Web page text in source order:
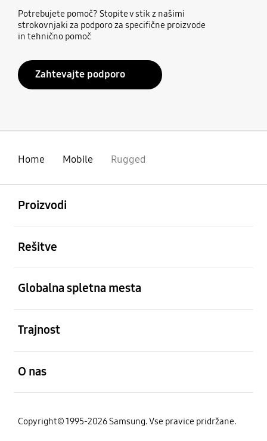
Potrebujete pomoč? Stopite v stik z našimi
strokovnjaki za podporo za specifične proizvode
in tehnično pomoč
Zahtevajte podporo
Home Mobile Rugged
Proizvodi
Rešitve
Globalna spletna mesta
Trajnost
O nas
Copyright© 1995-2026 Samsung. Vse pravice pridržane.